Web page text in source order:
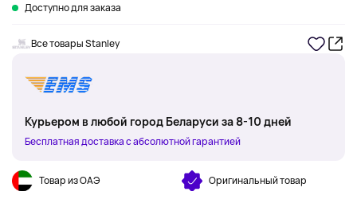
Доступно для заказа
Все товары Stanley
Курьером в любой город Беларуси за 8-10 дней
Бесплатная доставка с абсолютной гарантией
Товар из ОАЭ Оригинальный товар